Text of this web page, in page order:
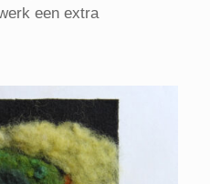
een extra